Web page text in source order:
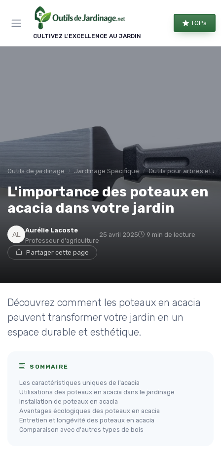
CULTIVEZ L'EXCELLENCE AU JARDIN
TOPs
Outils de jardinage Jardinage Spécifique Outils pour arbres et
L'importance des poteaux en
acacia dans votre jardin
Aurélie Lacoste
Professeur d'agriculture
25 avril 2025 9 min de lecture
Partager cette page
Découvrez comment les poteaux en acacia
peuvent transformer votre jardin en un
espace durable et esthétique.
SOMMAIRE
Les caractéristiques uniques de l'acacia
Utilisations des poteaux en acacia dans le jardinage
Installation de poteaux en acacia
Avantages écologiques des poteaux en acacia
Entretien et longévité des poteaux en acacia
Comparaison avec d'autres types de bois
Panneau de gestion des cookies